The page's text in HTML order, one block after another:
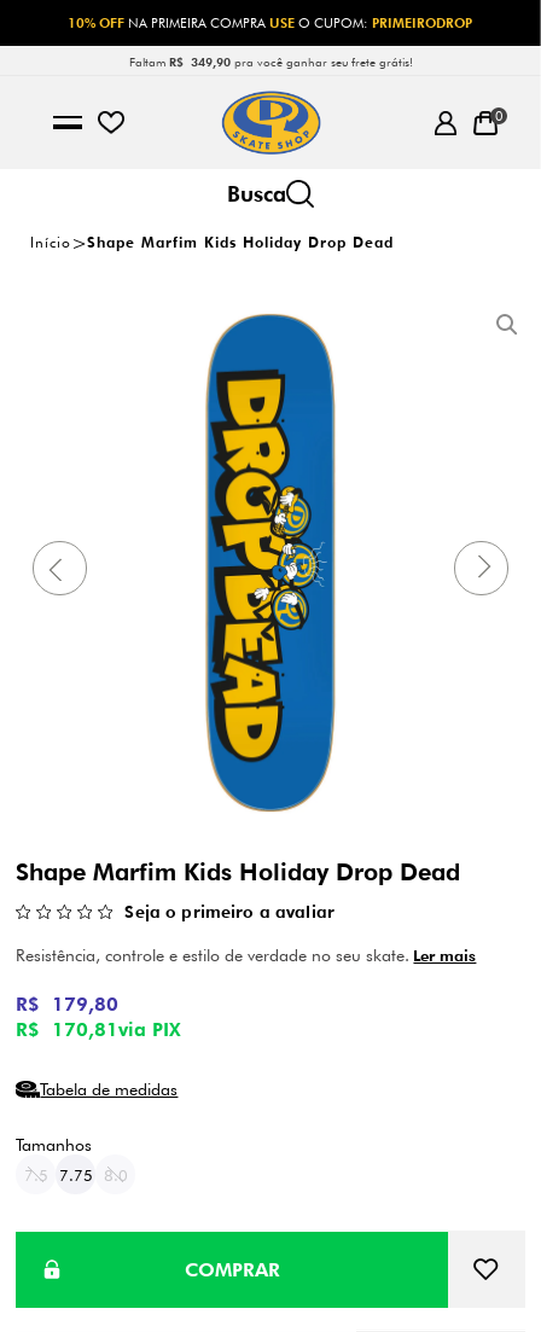
10% OFF NA PRIMEIRA COMPRAUSEO CUPOM:PRIMEIRODROP
Faltam R$ 349,90pra você ganhar seu frete grátis!
0
Início Shape Marfim Kids Holiday Drop Dead
Shape Marfim Kids Holiday Drop Dead
Seja o primeiro a avaliar
Resistência, controle e estilo de verdade no seu skate. Ler mais
R$ 170,81via PIX
R$ 179,80
Tabela de medidas
7.5 7.75 8.0